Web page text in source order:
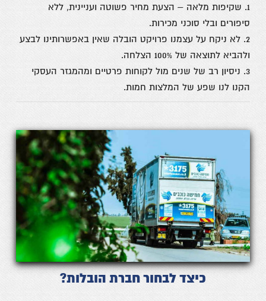
1. שקיפות מלאה – הצעת מחיר פשוטה ועניינית, ללא
סיפורים ובלי סוכני מכירות.
2. לא ניקח על עצמנו פרויקט הובלה שאין באפשרותינו לבצע
ולהביא לתוצאה של 100% הצלחה.
3. ניסיון רב של שנים מול לקוחות פרטיים ומהמגזר העסקי
הקנו לנו שפע של המלצות חמות.
כיצד לבחור חברת הובלות?